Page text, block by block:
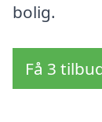
bolig.
Få 3